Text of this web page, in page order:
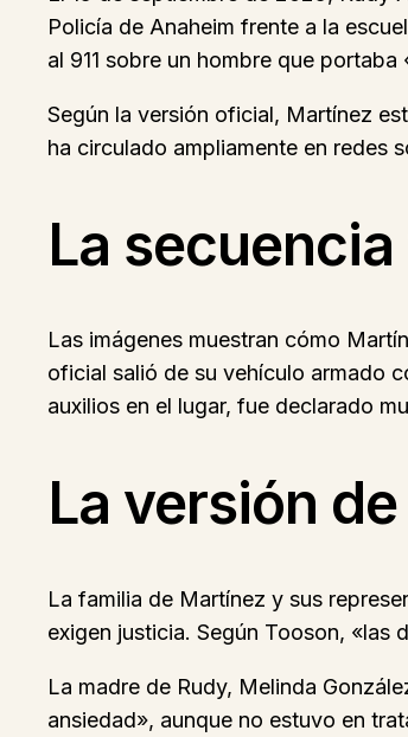
Policía de Anaheim frente a la
al 911 sobre un hombre que
Según la versión oficial, Martínez
ha circulado ampliamente en redes
La
Las imágenes muestran cómo
oficial salió de su vehículo armado
auxilios en el lugar, fue declarado
La versión
La familia de Martínez y sus
exigen justicia. Según Tooson, «las
La madre de Rudy, Melinda
ansiedad», aunque no estuvo en